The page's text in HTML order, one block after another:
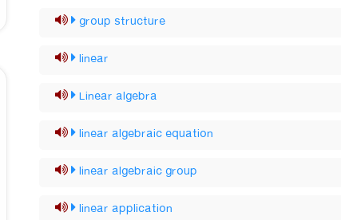
group structure
linear
Linear algebra
linear algebraic equation
linear algebraic group
linear application